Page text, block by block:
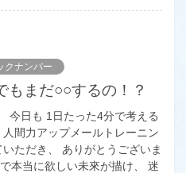
クナンバー
でもまだ○○するの！？
日も 1日たった4分で考える
間力アップメールトレーニン
ただき、 ありがとうございま
当に欲しい未來が描け、 迷